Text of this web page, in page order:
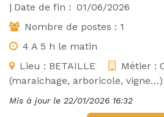
| Date de fin : 01/06/2026
Nombre de postes : 1
4 A 5 h le matin
Lieu : BETAILLE Métier :
(maraichage, arboricole,
Mis à jour le 22/01/2026 16:32